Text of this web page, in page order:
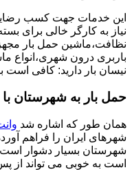
این خدمات جهت کسب
نیاز به کارگر خالی برای
نظافت،ماشین حمل بار
باربری درون شهری،انواع
نیسان بار دارید: کافی است
حمل بار به شهرستان با
همان طور که اشاره شد
شهرهای ایران را فراهم
شهرستان بسیار دشوار است
است به خوبی می تواند از